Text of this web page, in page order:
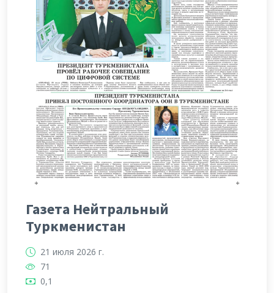
Газета Нейтральный
Туркменистан
21 июля 2026 г.
71
0,1